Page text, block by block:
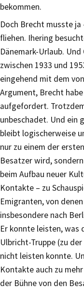
bekommen.
Doch Brecht musste ja
fliehen. Ihering
Dänemark-Urlaub.
zwischen 1933 und
eingehend mit dem
Argument, Brecht
aufgefordert.
unbeschadet. Und ein
bleibt logischerweise
nur zu einem der
Besatzer wird,
beim Aufbau neuer
Kontakte – zu
Emigranten, von
insbesondere nach
Er konnte leisten, was
Ulbricht-Truppe (zu
nicht leisten konnte.
Kontakte auch zu
der Bühne von den